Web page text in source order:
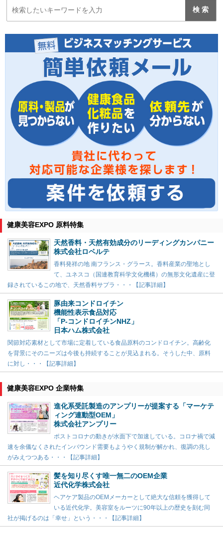
健康美容EXPO 原料特集
天然香料・天然有効成分のリーディングカンパニー
株式会社ロベルテ
香料発祥の地 南フランス・グラース。香料産業の聖地とし
て、ユネスコ（国連教育科学文化機構）の無形文化遺産に登
録されているこの地で、天然香料サプラ・・・【記事詳細】
豚由来コンドロイチン
機能性表示食品対応
「P-コンドロイチンNHZ」
日本ハム株式会社
関節対応素材として市場に定着している食品原料のコンドロイチン。高齢化
を背景にそのニーズは今後も持続することが見込まれる。そうした中、原料
に対し・・・【記事詳細】
健康美容EXPO 企業特集
進化系受託製造のアンプリーが提案する「マーケテ
ィング連動型OEM」
株式会社アンプリー
ポストコロナの動きが水面下で加速している。コロナ禍で減
速を余儀なくされたインバウンド需要もようやく規制が解かれ、復調の兆し
がみえつつある・・・【記事詳細】
髪を知り尽くす唯一無二のOEM企業
近代化学株式会社
ヘアケア製品のOEMメーカーとして絶大な信頼を獲得して
いる近代化学。美容室をルーツに90年以上の歴史を刻む同
社が掲げるのは「幸せ」という・・・【記事詳細】